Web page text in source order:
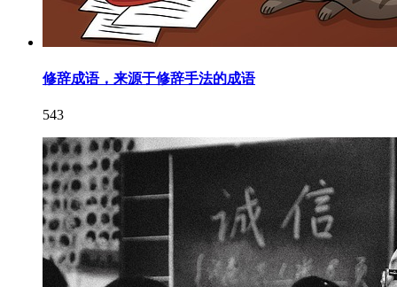
修辞成语，来源于修辞手法的成语
543